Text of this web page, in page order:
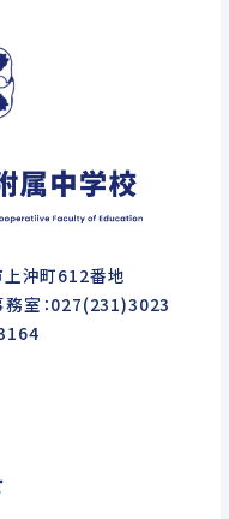
沖町612番地
室：027(231)3023